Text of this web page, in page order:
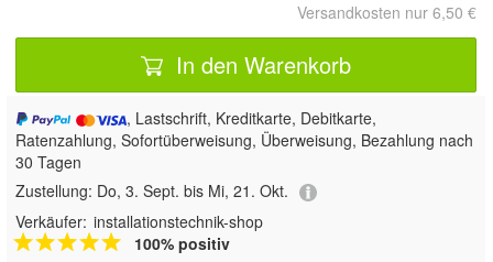
Versandkosten nur 6,50 €
In den Warenkorb
, Lastschrift, Kreditkarte, Debitkarte,
Ratenzahlung, Sofortüberweisung, Überweisung, Bezahlung nach
30 Tagen
Zustellung: Do, 3. Sept. bis Mi, 21. Okt.
Verkäufer: installationstechnik-shop
100% positiv